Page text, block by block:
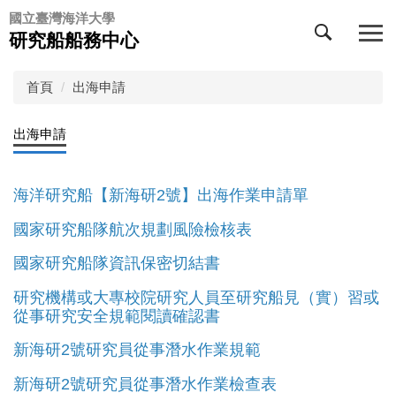
跳
到
主
區
國立臺灣海洋大學
研究船船務中心
首頁 出海申請
出海申請
海洋研究船【新海研2號】出海作業申請單
國家研究船隊航次規劃風險檢核表
國家研究船隊資訊保密切結書
研究機構或大專校院研究人員至研究船見（實）習或
從事研究安全規範閱讀確認書
新海研2號研究員從事潛水作業規範
新海研2號研究員從事潛水作業檢查表